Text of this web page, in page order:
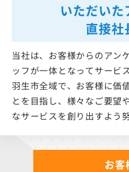
いただいた
直接社
当社は、お客様からのアン
ッフが一体となってサービ
羽生市全域で、お客様に価
とを目指し、様々なご要望
なサービスを創り出すよう
お客